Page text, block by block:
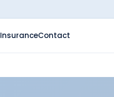
InsuranceContact